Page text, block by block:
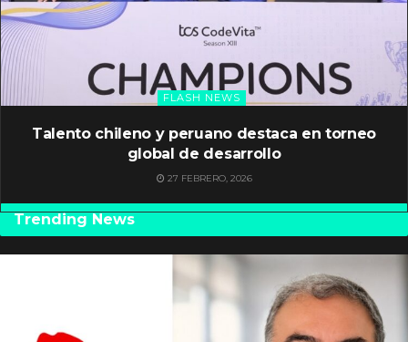
FLASH NEWS
Talento chileno y peruano destaca en torneo
global de desarrollo
27 FEBRERO, 2026
Trending News